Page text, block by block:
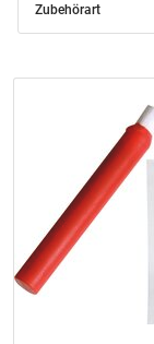
Zubehörart